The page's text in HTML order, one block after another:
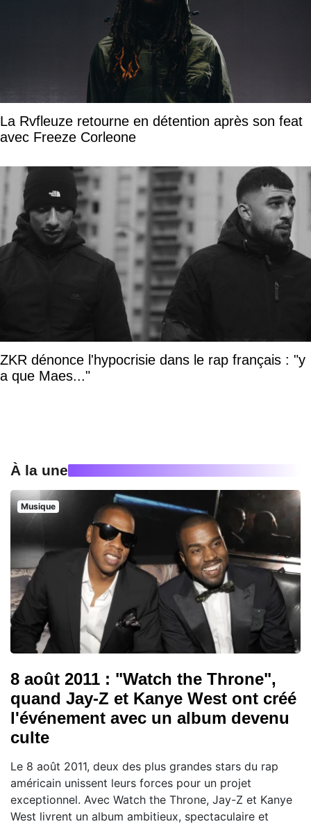
La Rvfleuze retourne en détention après son feat
avec Freeze Corleone
ZKR dénonce l'hypocrisie dans le rap français : "y
a que Maes..."
À la une
Musique
8 août 2011 : "Watch the Throne",
quand Jay-Z et Kanye West ont créé
l'événement avec un album devenu
culte
Le 8 août 2011, deux des plus grandes stars du rap
américain unissent leurs forces pour un projet
exceptionnel. Avec Watch the Throne, Jay-Z et Kanye
West livrent un album ambitieux, spectaculaire et